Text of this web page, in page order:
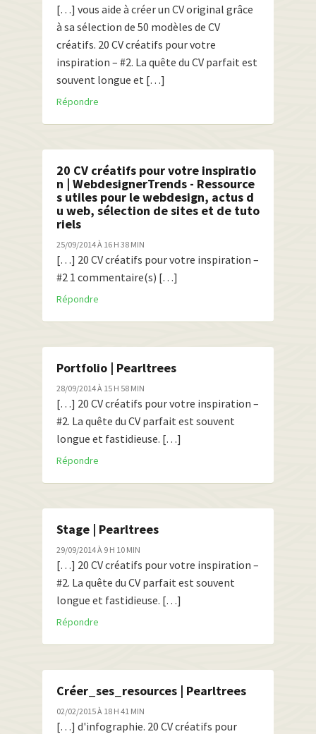
[…] vous aide à créer un CV original grâce
à sa sélection de 50 modèles de CV
créatifs. 20 CV créatifs pour votre
inspiration – #2. La quête du CV parfait est
souvent longue et […]
Répondre
20 CV créatifs pour votre inspiratio
n | WebdesignerTrends - Ressource
s utiles pour le webdesign, actus d
u web, sélection de sites et de tuto
riels
25/09/2014 À 16 H 38 MIN
[…] 20 CV créatifs pour votre inspiration –
#2 1 commentaire(s) […]
Répondre
Portfolio | Pearltrees
28/09/2014 À 15 H 58 MIN
[…] 20 CV créatifs pour votre inspiration –
#2. La quête du CV parfait est souvent
longue et fastidieuse. […]
Répondre
Stage | Pearltrees
29/09/2014 À 9 H 10 MIN
[…] 20 CV créatifs pour votre inspiration –
#2. La quête du CV parfait est souvent
longue et fastidieuse. […]
Répondre
Créer_ses_resources | Pearltrees
02/02/2015 À 18 H 41 MIN
[…] d'infographie. 20 CV créatifs pour